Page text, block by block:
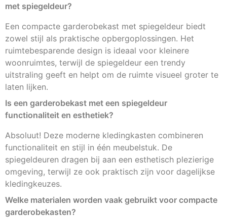
met spiegeldeur?
Een compacte garderobekast met spiegeldeur biedt
zowel stijl als praktische opbergoplossingen. Het
ruimtebesparende design is ideaal voor kleinere
woonruimtes, terwijl de spiegeldeur een trendy
uitstraling geeft en helpt om de ruimte visueel groter te
laten lijken.
Is een garderobekast met een spiegeldeur
functionaliteit en esthetiek?
Absoluut! Deze moderne kledingkasten combineren
functionaliteit en stijl in één meubelstuk. De
spiegeldeuren dragen bij aan een esthetisch plezierige
omgeving, terwijl ze ook praktisch zijn voor dagelijkse
kledingkeuzes.
Welke materialen worden vaak gebruikt voor compacte
garderobekasten?